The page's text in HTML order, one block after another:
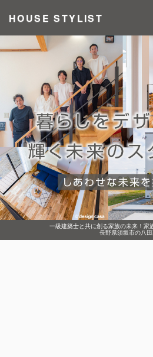
一級建築士と共に創る家族の未来！家
長野県須坂市の八
HOUSE STYLIST